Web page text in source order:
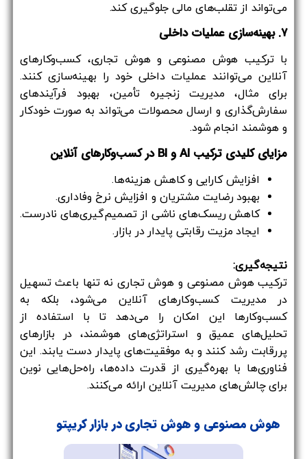
می‌تواند از تقلب‌های مالی جلوگیری کند.
۷. بهینه‌سازی عملیات داخلی
با ترکیب هوش مصنوعی و هوش تجاری، کسب‌وکارهای
آنلاین می‌توانند عملیات داخلی خود را بهینه‌سازی کنند.
برای مثال، مدیریت زنجیره تأمین، بهبود فرآیندهای
سفارش‌گذاری و ارسال محصولات می‌تواند به صورت خودکار
و هوشمند انجام شود.
مزایای کلیدی ترکیب AI و BI در کسب‌وکارهای آنلاین
افزایش کارایی و کاهش هزینه‌ها.
بهبود رضایت مشتریان و افزایش نرخ وفاداری.
کاهش ریسک‌های ناشی از تصمیم‌گیری‌های نادرست.
ایجاد مزیت رقابتی پایدار در بازار.
نتیجه‌گیری:
ترکیب هوش مصنوعی و هوش تجاری نه تنها باعث تسهیل
در مدیریت کسب‌وکارهای آنلاین می‌شود، بلکه به
کسب‌وکارها این امکان را می‌دهد تا با استفاده از
تحلیل‌های عمیق و استراتژی‌های هوشمند، در بازارهای
پررقابت رشد کنند و به موفقیت‌های پایدار دست یابند. این
فناوری‌ها با بهره‌گیری از قدرت داده‌ها، راه‌حل‌هایی نوین
برای چالش‌های مدیریت آنلاین ارائه می‌کنند.
هوش مصنوعی و هوش تجاری در بازار کریپتو